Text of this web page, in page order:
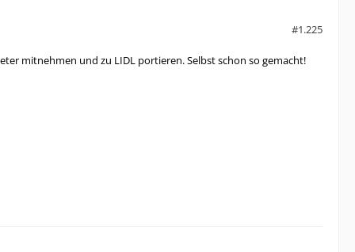
#1.225
mitnehmen und zu LIDL portieren. Selbst schon so gemacht!